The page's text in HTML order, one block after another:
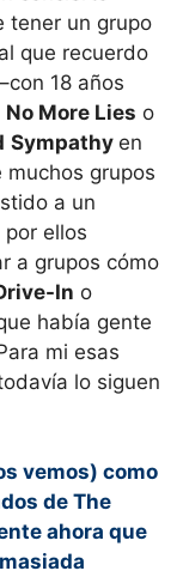
tener un grupo
que recuerdo
18 años
No More Lies o
Sympathy en
grupos
a un
ellos
a grupos cómo
In o
había gente
mi esas
lo siguen
vemos) como
de The
ahora que